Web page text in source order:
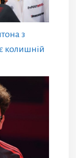
з
колишній